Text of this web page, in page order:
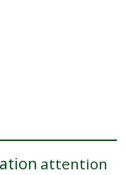
attention